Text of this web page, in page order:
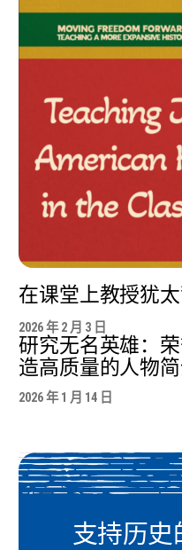
在课堂上教授犹
2026 年 2 月 3 日
研究无名英雄：
造高质量的人物
2026 年 1 月 14 日
支持历史